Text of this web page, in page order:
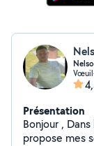
Présentation
Bonjour , Dans le besoin d'être toujours occupé , je vous
propose mes